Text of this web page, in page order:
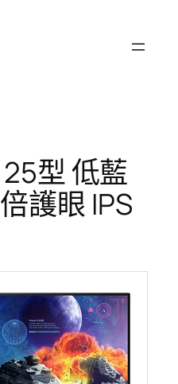
型 低藍
護眼 IPS